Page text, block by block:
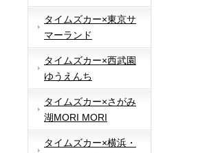
タイムズカー×東京サ
マーランド
タイムズカー×西武園
ゆうえんち
タイムズカー×さがみ
湖MORI MORI
タイムズカー×横浜・